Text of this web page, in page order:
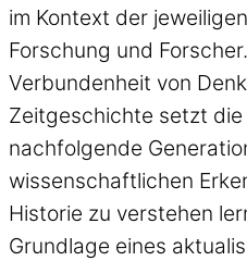
im Kontext der
Forschung und
Verbundenheit von
Zeitgeschichte setzt
nachfolgende
wissenschaftlichen
Historie zu verstehen
Grundlage eines